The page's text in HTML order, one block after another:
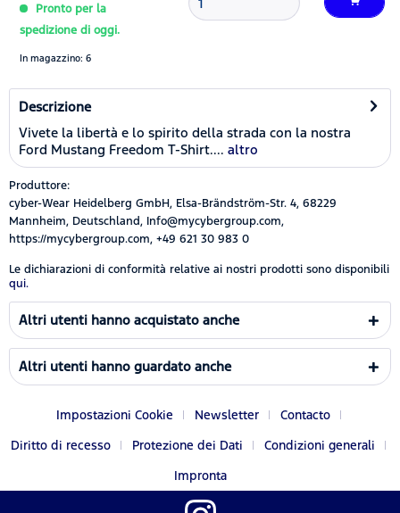
Pronto per la
spedizione di oggi.
In magazzino: 6
Descrizione
Vivete la libertà e lo spirito della strada con la nostra
Ford Mustang Freedom T-Shirt.... altro
Produttore:
cyber-Wear Heidelberg GmbH, Elsa-Brändström-Str. 4, 68229
Mannheim, Deutschland, Info@mycybergroup.com,
https://mycybergroup.com, +49 621 30 983 0
Le dichiarazioni di conformità relative ai nostri prodotti sono disponibili
qui.
Altri utenti hanno acquistato anche
Altri utenti hanno guardato anche
Impostazioni Cookie Newsletter
Contacto
Diritto di recesso
Protezione dei Dati
Condizioni generali
Impronta